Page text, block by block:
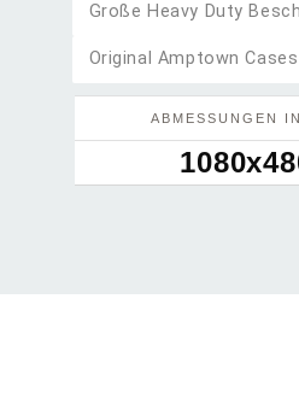
Große Heavy Duty
Original Amptown
ABMESSUNGEN